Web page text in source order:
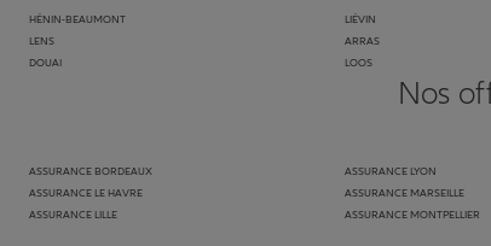
HÉNIN-BEAUMONT
LENS
DOUAI
LIÉVIN
ARRAS
LOOS
Nos
ASSURANCE BORDEAUX
ASSURANCE LE HAVRE
ASSURANCE LILLE
ASSURANCE LYON
ASSURANCE MARSEILLE
ASSURANCE MONTPELLIER